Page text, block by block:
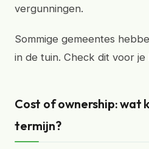
vergunningen.
Sommige gemeentes
in de tuin. Check dit voor je
Cost of ownership: wat
termijn?